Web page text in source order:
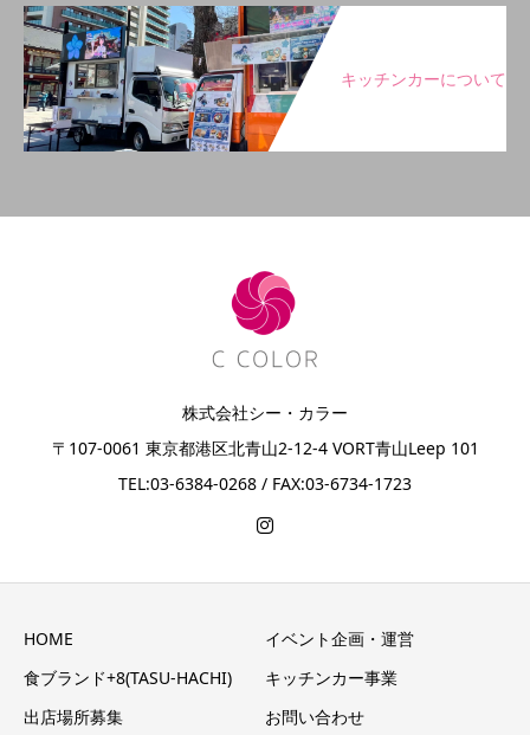
キッチンカーについて
株式会社シー・カラー
〒107-0061 東京都港区北青山2-12-4 VORT青山Leep 101
TEL:03-6384-0268 / FAX:03-6734-1723
HOME
イベント企画・運営
食ブランド+8(TASU-HACHI)
キッチンカー事業
出店場所募集
お問い合わせ